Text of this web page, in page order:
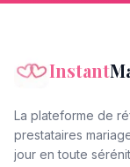
Instant
La plateforme de
prestataires
jour en toute